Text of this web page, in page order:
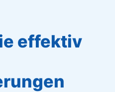
effektiv